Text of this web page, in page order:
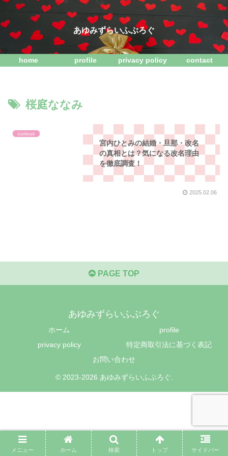
あゆみずらいふぶろぐ
home profile privacy policy contact
桜庭ななみ
curious
宮内ひとみの結婚・旦那・改名
の真相とは？気になる改名理由
を徹底調査！
2025.02.06
PAGE TOP
あゆみずらいふぶろぐ
ホーム
profile
privacy policy
特定商取引法に基づく表記
お問い合わせ
© 2023-2026 あゆみずらいふぶろぐ.
メニュー ホーム 検索 トップ サイドバー